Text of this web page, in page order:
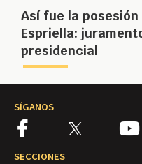
Así fue la
Espriella:
presidencial
SÍGANOS
SECCIONES